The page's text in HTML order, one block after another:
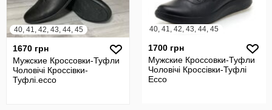
40, 41, 42, 43, 44, 45
1670 грн
Мужские Кроссовки-Туфли
Чоловічі Кроссівки-
Туфлі.ecco
40, 41, 42, 43, 44, 45
1700 грн
Мужские Кроссовки-Туфли
Чоловічі Кроссівки-Туфлі
Ecco